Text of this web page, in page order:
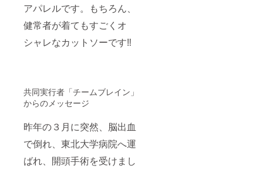
アパレルです。もちろん、
健常者が着てもすごくオ
シャレなカットソーです‼️
共同実行者「チームブレイン」
からのメッセージ
昨年の３月に突然、脳出血
で倒れ、東北大学病院へ運
ばれ、開頭手術を受けまし